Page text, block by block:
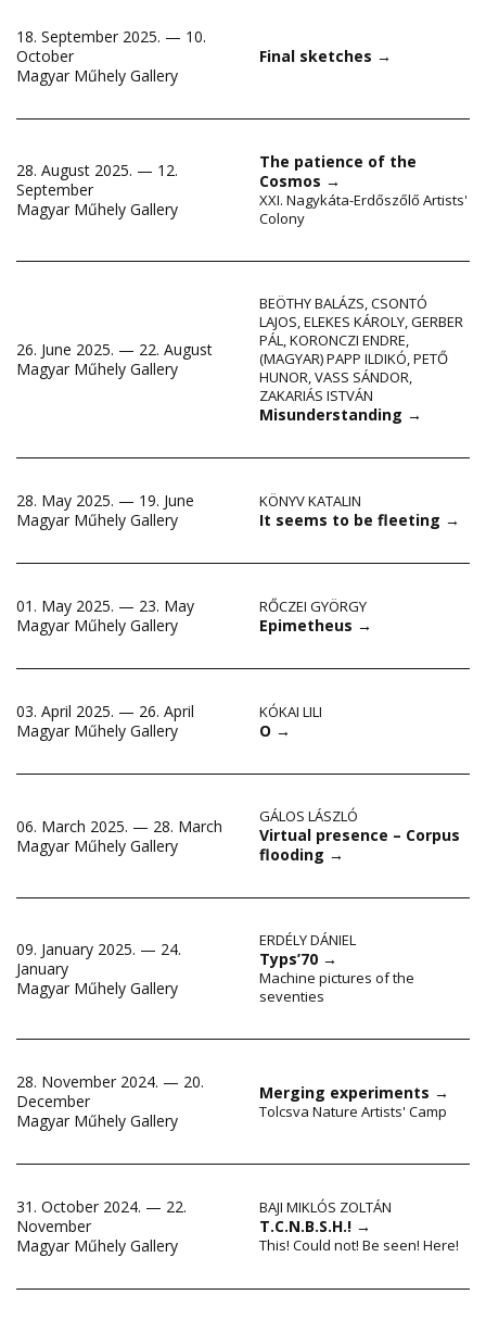
18. September 2025. — 10.
October
Magyar Műhely Gallery
Final sketches →
28. August 2025. — 12.
September
Magyar Műhely Gallery
The patience of the
Cosmos →
XXI. Nagykáta-Erdőszőlő Artists'
Colony
26. June 2025. — 22. August
Magyar Műhely Gallery
BEÖTHY BALÁZS,CSONTÓ
LAJOS,ELEKES KÁROLY,GERBER
PÁL,KORONCZI ENDRE,
(MAGYAR) PAPP ILDIKÓ,PETŐ
HUNOR,VASS SÁNDOR,
ZAKARIÁS ISTVÁN
Misunderstanding →
28. May 2025. — 19. June
Magyar Műhely Gallery
KÖNYV KATALIN
It seems to be fleeting →
01. May 2025. — 23. May
Magyar Műhely Gallery
RŐCZEI GYÖRGY
Epimetheus →
03. April 2025. — 26. April
Magyar Műhely Gallery
KÓKAI LILI
O →
06. March 2025. — 28. March
Magyar Műhely Gallery
GÁLOS LÁSZLÓ
Virtual presence – Corpus
flooding →
09. January 2025. — 24.
January
Magyar Műhely Gallery
ERDÉLY DÁNIEL
Typs’70 →
Machine pictures of the
seventies
28. November 2024. — 20.
December
Magyar Műhely Gallery
Merging experiments →
Tolcsva Nature Artists' Camp
31. October 2024. — 22.
November
Magyar Műhely Gallery
BAJI MIKLÓS ZOLTÁN
T.C.N.B.S.H.! →
This! Could not! Be seen! Here!